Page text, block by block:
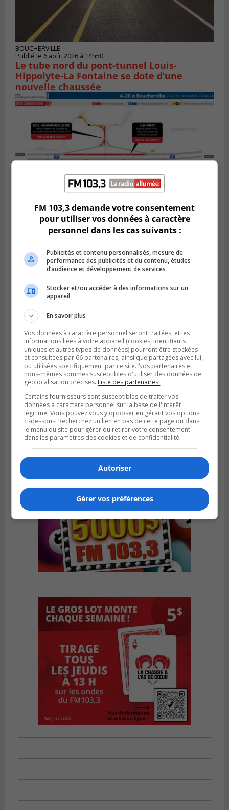
BOUCHERVILLE
Publié le 6 août 2026 à 14h50
Le tube nord du pont-tunnel Louis-
Hippolyte-La Fontaine se dote d’une
nouvelle chaussée
BOUCHERVILLE
Publié le 5 août 2026 à 15h25
l’autoroute 20 à Boucherville
VIEUX-LONGUEUIL
Publié le 31 juillet 2026 à 14h20
Le RTL dévoile sa nouvelle flotte de
transport adapté
FM 103,3 demande votre consentement
pour utiliser vos données à caractère
personnel dans les cas suivants :
Publicités et contenu personnalisés, mesure de
performance des publicités et du contenu, études
d’audience et développement de services
Stocker et/ou accéder à des informations sur un
appareil
En savoir plus
Vos données à caractère personnel seront traitées, et les
informations liées à votre appareil (cookies, identifiants
uniques et autres types de données) pourront être stockées
et consultées par 66 partenaires, ainsi que partagées avec lui,
ou utilisées spécifiquement par ce site. Nos partenaires et
nous-mêmes sommes susceptibles d'utiliser des données de
géolocalisation précises. Liste des partenaires.
Certains fournisseurs sont susceptibles de traiter vos
données à caractère personnel sur la base de l'intérêt
légitime. Vous pouvez vous y opposer en gérant vos options
ci-dessous. Recherchez un lien en bas de cette page ou dans
le menu du site pour gérer ou retirer votre consentement
dans les paramètres des cookies et de confidentialité.
Autoriser
Gérer vos préférences